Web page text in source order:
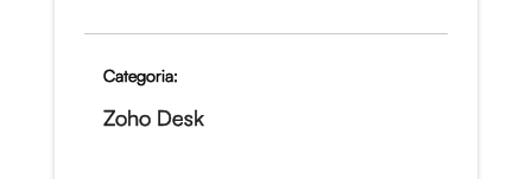
Categoria:
Zoho Desk